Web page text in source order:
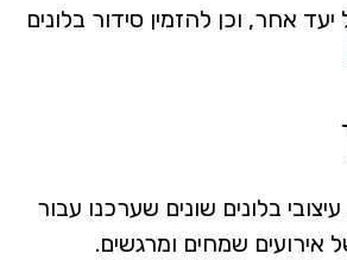
אחר, וכן להזמין סידור בלונים
בלונים שונים שערכנו עבור
אירועים שמחים ומרגשים.